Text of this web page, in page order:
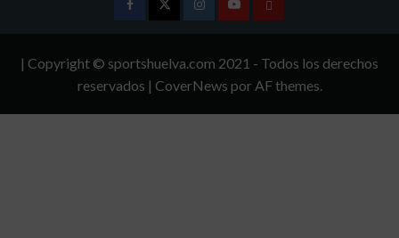
InstagramYoutubeTÉRMINOS
CONDICIONES
| Copyright © sportshuelva.com 2021 - Todos los derechos
reservados | CoverNews por AF themes.